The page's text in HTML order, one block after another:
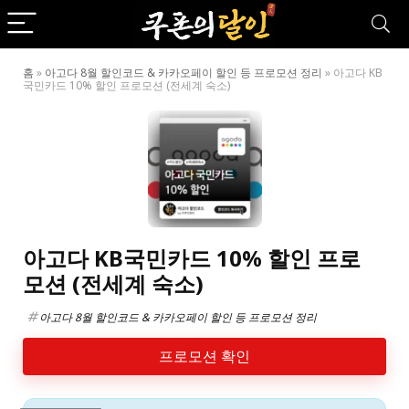
홈 » 아고다 8월 할인코드 & 카카오페이 할인 등 프로모션 정리 » 아고다 KB
국민카드 10% 할인 프로모션 (전세계 숙소)
아고다 KB국민카드 10% 할인 프로
모션 (전세계 숙소)
아고다 8월 할인코드 & 카카오페이 할인 등 프로모션 정리
프로모션 확인